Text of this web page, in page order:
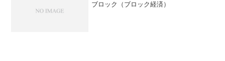
ブロック（ブロック経済）